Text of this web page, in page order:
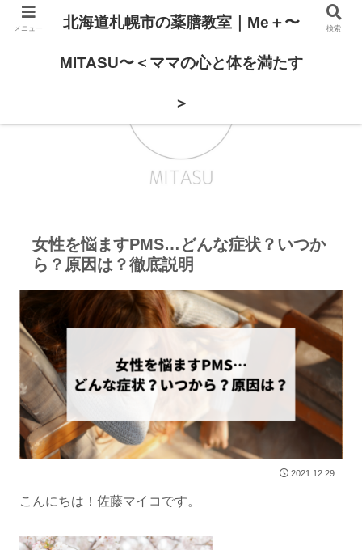
女性を悩ますPMS…どんな症状？いつか
ら？原因は？徹底説明
2021.12.29
こんにちは！佐藤マイコです。
メニュー 北海道札幌市の薬膳教室｜Me＋〜
MITASU〜＜ママの心と体を満たす
＞
検索